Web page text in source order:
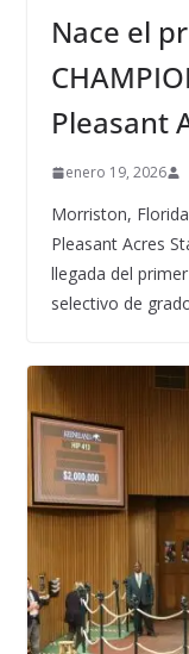
Nace el
Pleasant
enero 19, 2026
Morriston,
Pleasant Acres
llegada del
selectivo de